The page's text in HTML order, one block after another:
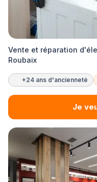
Vente et réparation
Roubaix
+24 ans d'ancienneté
Je